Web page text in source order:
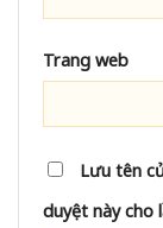
Trang web
Lưu tên
duyệt này cho